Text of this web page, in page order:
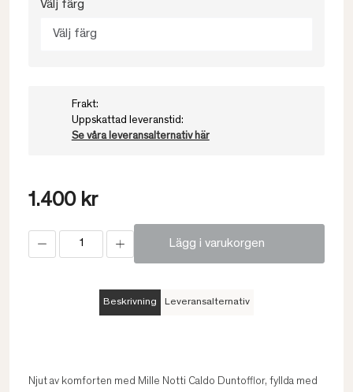
Välj färg
Välj färg
Frakt:
Uppskattad leveranstid:
Se våra leveransalternativ här
1.400 kr
Lägg i varukorgen
Beskrivning Leveransalternativ
Njut av komforten med Mille Notti Caldo Duntofflor, fyllda med